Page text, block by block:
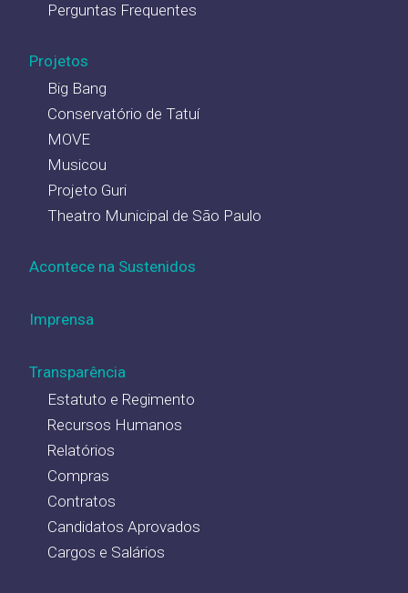
Perguntas Frequentes
Projetos
Big Bang
Conservatório de Tatuí
MOVE
Musicou
Projeto Guri
Theatro Municipal de São Paulo
Acontece na Sustenidos
Imprensa
Transparência
Estatuto e Regimento
Recursos Humanos
Relatórios
Compras
Contratos
Candidatos Aprovados
Cargos e Salários